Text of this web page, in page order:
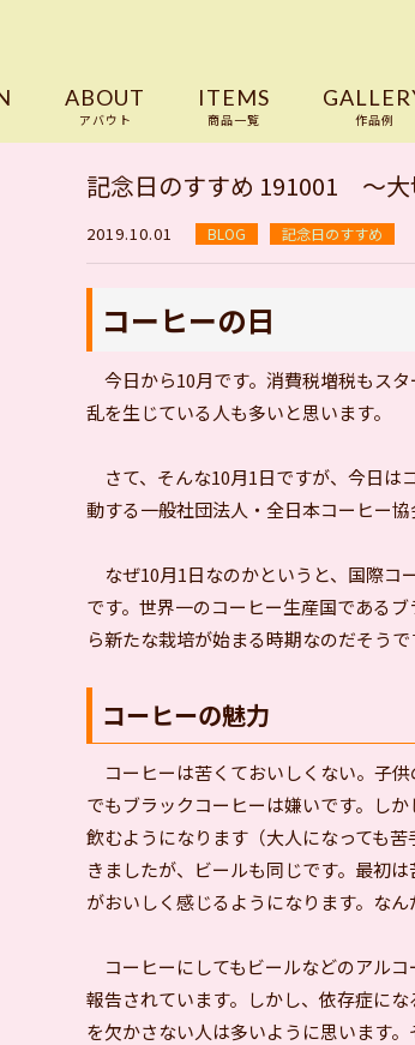
ABOUT
アバウト
ITEMS
商品一覧 作品例
記念日のすすめ 191001 ～大切な人にプレゼントをしよ
記念日のすすめ 191001 ～
2019.10.01 BLOG 記念日のすすめ
コーヒーの日
今日から10月です。消費税増税もス
乱を生じている人も多いと思います。
さて、そんな10月1日ですが、今日は
動する一般社団法人・全日本コーヒー
なぜ10月1日なのかというと、国際コ
です。世界一のコーヒー生産国である
ら新たな栽培が始まる時期なのだそうで
コーヒーの魅力
コーヒーは苦くておいしくない。子
でもブラックコーヒーは嫌いです。し
飲むようになります（大人になっても
きましたが、ビールも同じです。最初
がおいしく感じるようになります。な
コーヒーにしてもビールなどのアル
報告されています。しかし、依存症に
を欠かさない人は多いように思います